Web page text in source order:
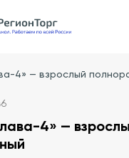
4» — взрослый
4» —